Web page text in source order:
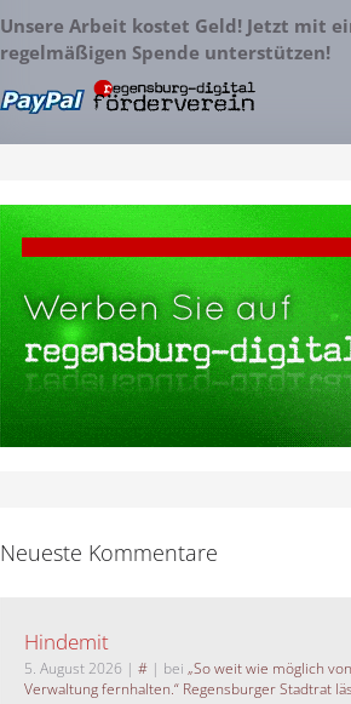
Unsere Arbeit kostet Geld! Jetzt mit
regelmäßigen Spende unterstützen!
Neueste Kommentare
Hindemit
5. August 2026 | #| bei „So weit wie möglich
Verwaltung fernhalten.“ Regensburger Stadtrat